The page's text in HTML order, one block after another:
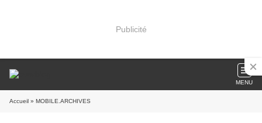
Publicité
MENU
Accueil » MOBILE.ARCHIVES